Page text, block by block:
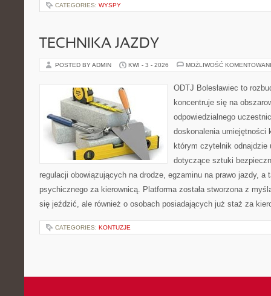
CATEGORIES: WYSPY
TECHNIKA JAZDY
POSTED BY ADMIN KWI - 3 - 2026 MOŻLIWOŚĆ
ODTJ Bolesławiec to
koncentruje się na
odpowiedzialnego
doskonalenia umiejętności
którym czytelnik odnajdzie
dotyczące sztuki
regulacji obowiązujących na drodze, egzaminu na prawo jazdy, a
psychicznego za kierownicą. Platforma została stworzona z
się jeździć, ale również o osobach posiadających już staż za
CATEGORIES: KONTUZJE